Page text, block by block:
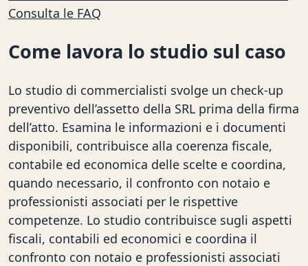
Consulta le FAQ
Come lavora lo studio sul caso
Lo studio di commercialisti svolge un check-up
preventivo dell’assetto della SRL prima della firma
dell’atto. Esamina le informazioni e i documenti
disponibili, contribuisce alla coerenza fiscale,
contabile ed economica delle scelte e coordina,
quando necessario, il confronto con notaio e
professionisti associati per le rispettive
competenze. Lo studio contribuisce sugli aspetti
fiscali, contabili ed economici e coordina il
confronto con notaio e professionisti associati